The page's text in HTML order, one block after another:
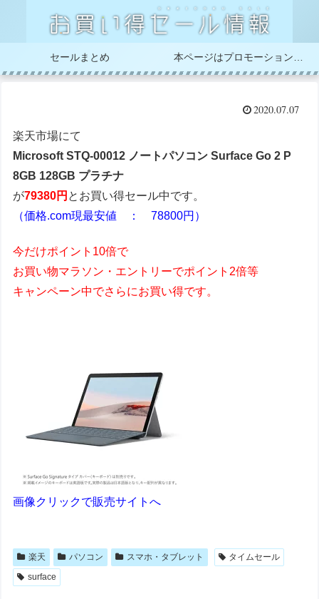
セールまとめ
2020.07.07
楽天市場にて
Microsoft STQ-00012 ノートパソコン Surface Go 2 P
8GB 128GB プラチナ
が79380円 とお買い得セール中です。
（価格.com現最安値 ： 78800円）
今だけポイント10倍で
お買い物マラソン・エントリーでポイント2倍等
キャンペーン中でさらにお買い得です。
画像クリックで販売サイトへ
楽天 パソコン スマホ・タブレット
タイムセール
surface